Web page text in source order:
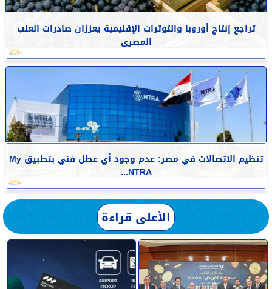
تراجع إنتاج أوروبا والتوترات الإقليمية يعززان صادرات العنب
المصرى
تنظيم الاتصالات في مصر: عدم وجود أي عطل فني بتطبيق My
NTRA...
الأعلى قراءة